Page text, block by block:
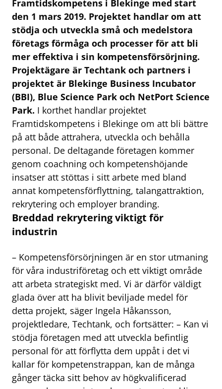
Framtidskompetens i Blekinge med start
den 1 mars 2019. Projektet handlar om att
stödja och utveckla små och medelstora
företags förmåga och processer för att bli
mer effektiva i sin kompetensförsörjning.
Projektägare är Techtank och partners i
projektet är Blekinge Business Incubator
(BBI), Blue Science Park och NetPort Science
Park. I korthet handlar projektet
Framtidskompetens i Blekinge om att bli bättre
på att både attrahera, utveckla och behålla
personal. De deltagande företagen kommer
genom coachning och kompetenshöjande
insatser att stöttas i sitt arbete med bland
annat kompetensförflyttning, talangattraktion,
rekrytering och employer branding.
Breddad rekrytering viktigt för
industrin
– Kompetensförsörjningen är en stor utmaning
för våra industriföretag och ett viktigt område
att arbeta strategiskt med. Vi är därför väldigt
glada över att ha blivit beviljade medel för
detta projekt, säger Ingela Håkansson,
projektledare, Techtank, och fortsätter: – Kan vi
stödja företagen med att utveckla befintlig
personal för att förflytta dem uppåt i det vi
kallar för kompetenstrappan, kan de många
gånger täcka sitt behov av högkvalificerad